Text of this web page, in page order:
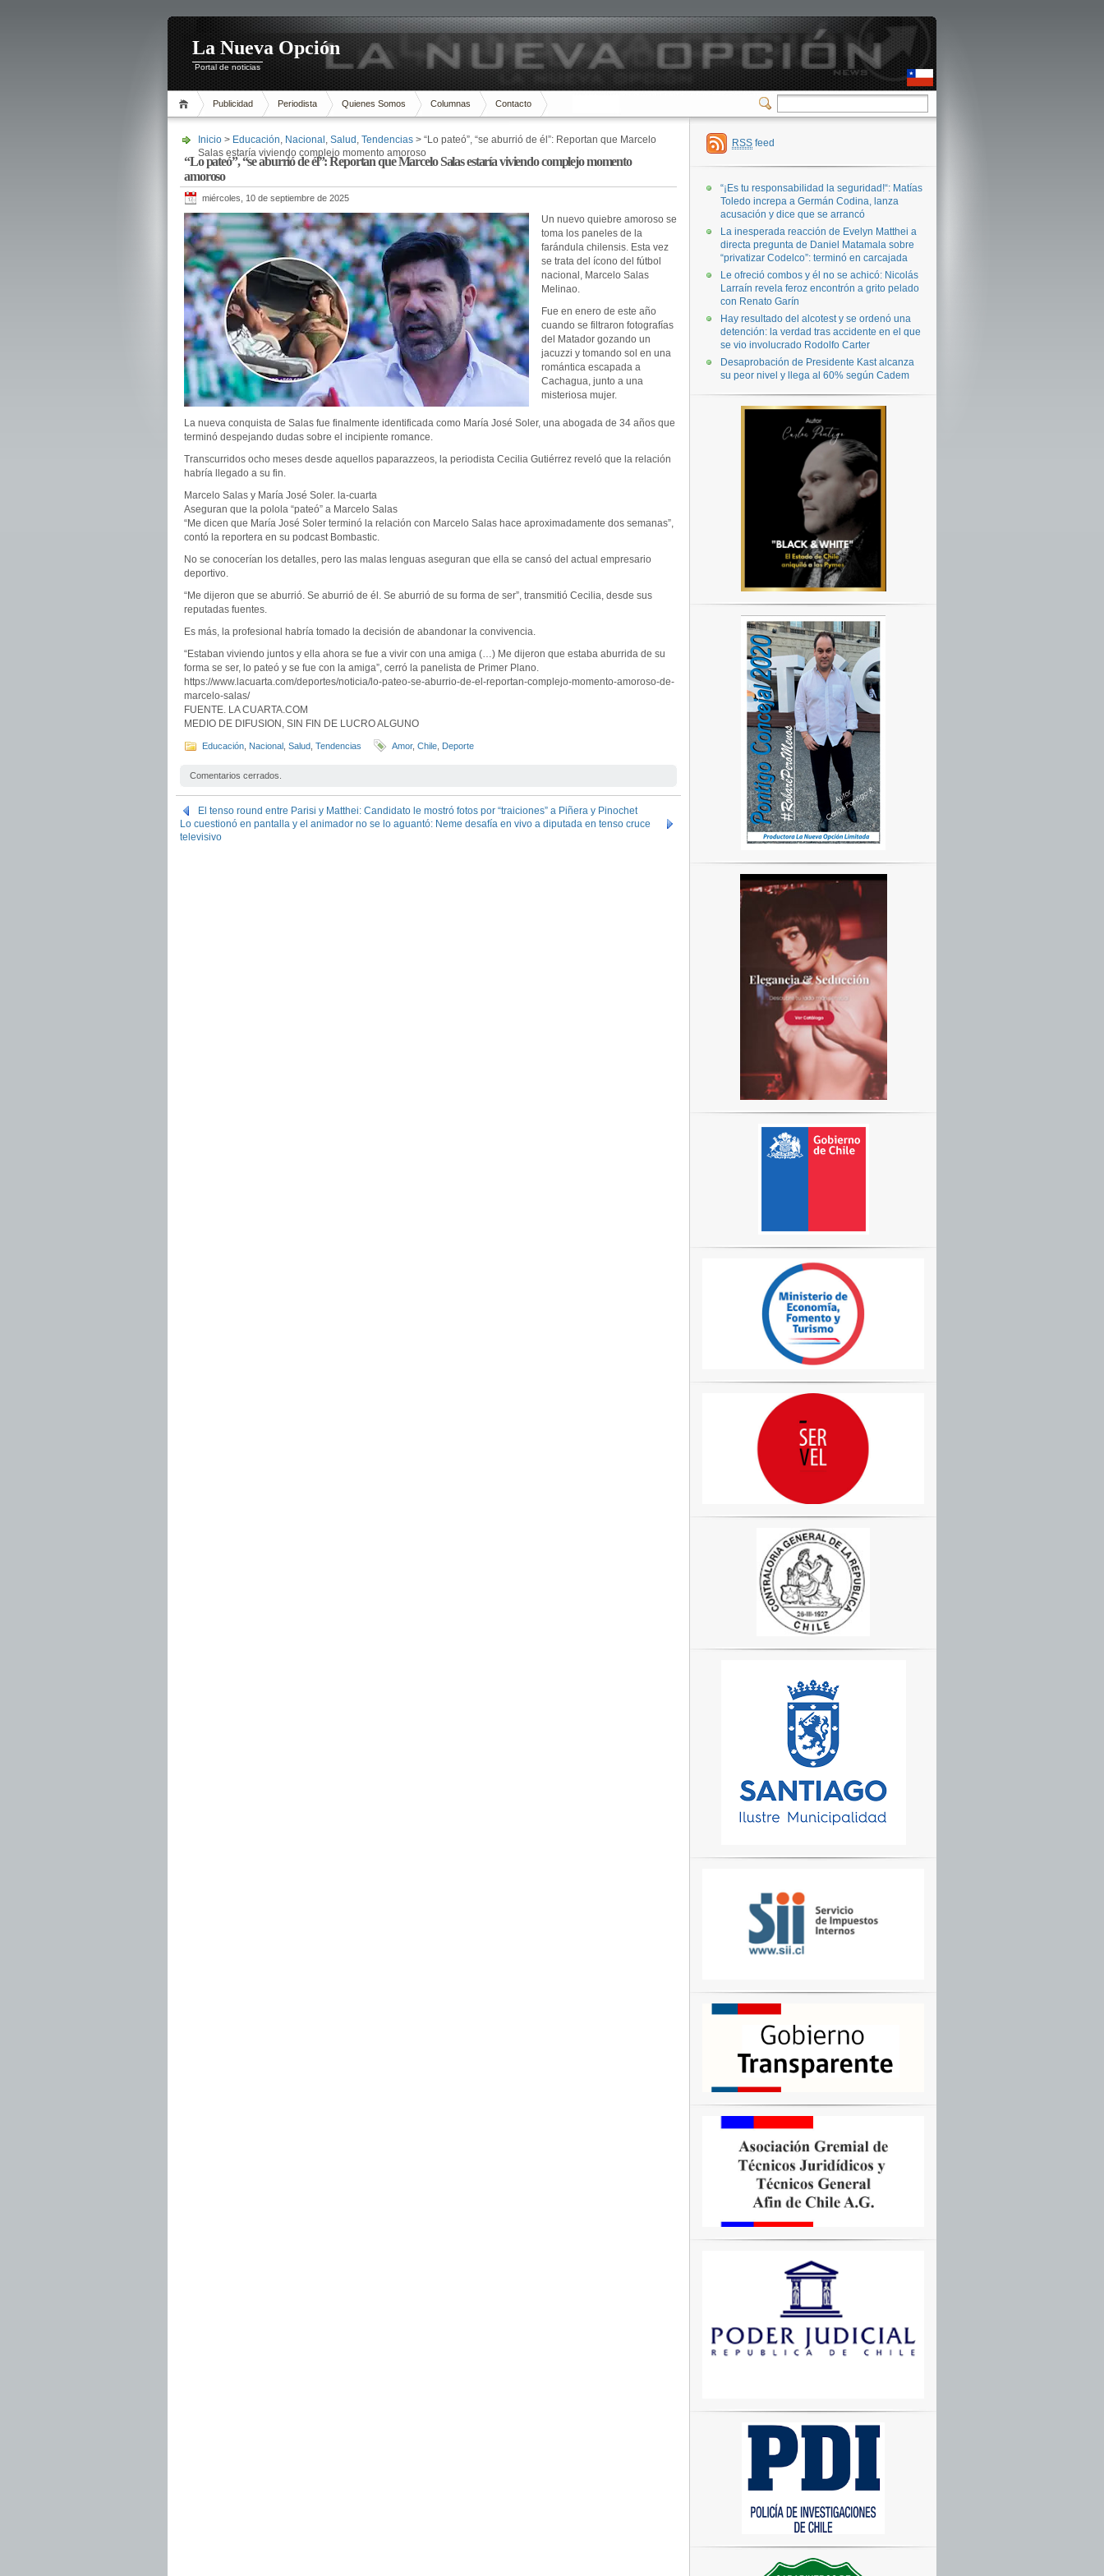
La Nueva Opción
Portal de noticias
Publicidad Periodista Quienes Somos Columnas Contacto
Inicio > Educación, Nacional , Salud , Tendencias > “Lo pateó”, “se aburrió de él”: Reportan que Marcelo
Salas estaría viviendo complejo momento amoroso
“Lo pateó”, “se aburrió de él”: Reportan que Marcelo Salas estaría viviendo complejo momento
amoroso
miércoles, 10 de septiembre de 2025
Un nuevo quiebre amoroso se
toma los paneles de la
farándula chilensis. Esta vez
se trata del ícono del fútbol
nacional, Marcelo Salas
Melinao.
Fue en enero de este año
cuando se filtraron fotografías
del Matador gozando un
jacuzzi y tomando sol en una
romántica escapada a
Cachagua, junto a una
misteriosa mujer.
La nueva conquista de Salas fue finalmente identificada como María José Soler, una abogada de 34 años que
terminó despejando dudas sobre el incipiente romance.
Transcurridos ocho meses desde aquellos paparazzeos, la periodista Cecilia Gutiérrez reveló que la relación
habría llegado a su fin.
Marcelo Salas y María José Soler. la-cuarta
Aseguran que la polola “pateó” a Marcelo Salas
“Me dicen que María José Soler terminó la relación con Marcelo Salas hace aproximadamente dos semanas”,
contó la reportera en su podcast Bombastic.
No se conocerían los detalles, pero las malas lenguas aseguran que ella se cansó del actual empresario
deportivo.
“Me dijeron que se aburrió. Se aburrió de él. Se aburrió de su forma de ser”, transmitió Cecilia, desde sus
reputadas fuentes.
Es más, la profesional habría tomado la decisión de abandonar la convivencia.
“Estaban viviendo juntos y ella ahora se fue a vivir con una amiga (…) Me dijeron que estaba aburrida de su
forma se ser, lo pateó y se fue con la amiga”, cerró la panelista de Primer Plano.
https://www.lacuarta.com/deportes/noticia/lo-pateo-se-aburrio-de-el-reportan-complejo-momento-amoroso-de-
marcelo-salas/
FUENTE. LA CUARTA.COM
MEDIO DE DIFUSION, SIN FIN DE LUCRO ALGUNO
Educación Nacional Salud Tendencias Amor, Chile Deporte
Comentarios cerrados.
El tenso round entre Parisi y Matthei: Candidato le mostró fotos por “traiciones” a Piñera y Pinochet
Lo cuestionó en pantalla y el animador no se lo aguantó: Neme desafía en vivo a diputada en tenso cruce
televisivo
RSS feed
“¡Es tu responsabilidad la seguridad!“: Matías
Toledo increpa a Germán Codina, lanza
acusación y dice que se arrancó
La inesperada reacción de Evelyn Matthei a
directa pregunta de Daniel Matamala sobre
“privatizar Codelco”: terminó en carcajada
Le ofreció combos y él no se achicó: Nicolás
Larraín revela feroz encontrón a grito pelado
con Renato Garín
Hay resultado del alcotest y se ordenó una
detención: la verdad tras accidente en el que
se vio involucrado Rodolfo Carter
Desaprobación de Presidente Kast alcanza
su peor nivel y llega al 60% según Cadem